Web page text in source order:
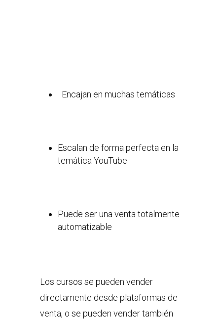
Encajan en muchas temáticas
Escalan de forma perfecta en la
temática YouTube
Puede ser una venta totalmente
automatizable
Los cursos se pueden vender
directamente desde plataformas de
venta, o se pueden vender también